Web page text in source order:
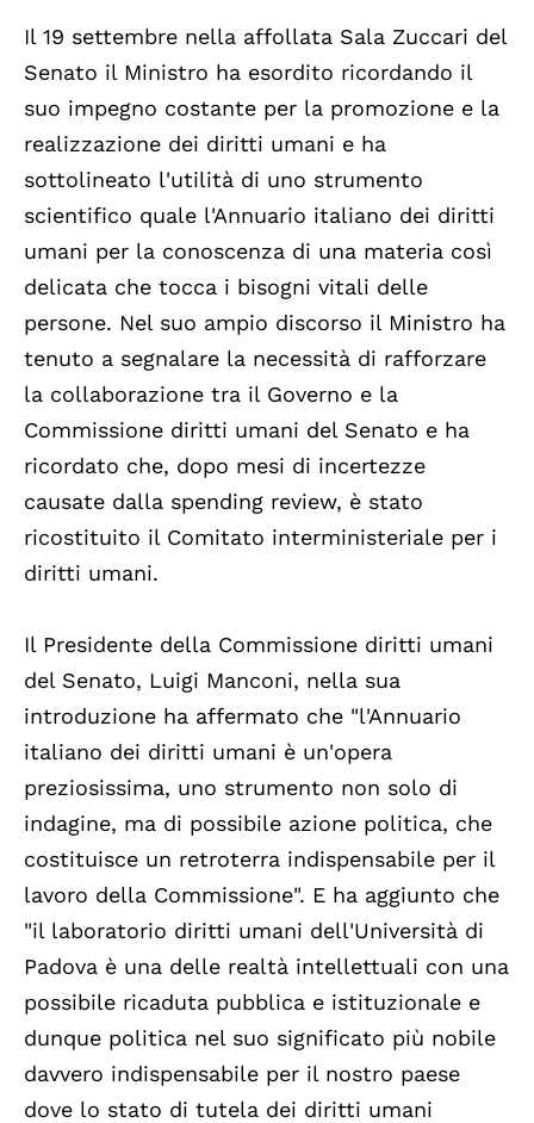
Il 19 settembre nella affollata Sala Zuccari del
Senato il Ministro ha esordito ricordando il
suo impegno costante per la promozione e la
realizzazione dei diritti umani e ha
sottolineato l'utilità di uno strumento
scientifico quale l'Annuario italiano dei diritti
umani per la conoscenza di una materia così
delicata che tocca i bisogni vitali delle
persone. Nel suo ampio discorso il Ministro ha
tenuto a segnalare la necessità di rafforzare
la collaborazione tra il Governo e la
Commissione diritti umani del Senato e ha
ricordato che, dopo mesi di incertezze
causate dalla spending review, è stato
ricostituito il Comitato interministeriale per i
diritti umani.
Il Presidente della Commissione diritti umani
del Senato, Luigi Manconi, nella sua
introduzione ha affermato che "l'Annuario
italiano dei diritti umani è un'opera
preziosissima, uno strumento non solo di
indagine, ma di possibile azione politica, che
costituisce un retroterra indispensabile per il
lavoro della Commissione". E ha aggiunto che
"il laboratorio diritti umani dell'Università di
Padova è una delle realtà intellettuali con una
possibile ricaduta pubblica e istituzionale e
dunque politica nel suo significato più nobile
davvero indispensabile per il nostro paese
dove lo stato di tutela dei diritti umani